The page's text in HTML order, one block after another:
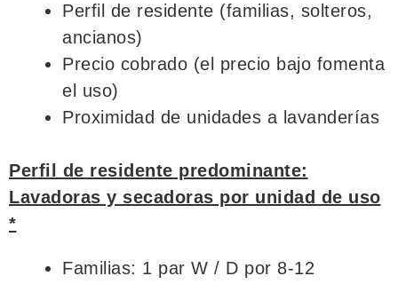
Perfil de residente (familias, solteros,
ancianos)
Precio cobrado (el precio bajo fomenta
el uso)
Proximidad de unidades a lavanderías
Perfil de residente predominante:
Lavadoras y secadoras por unidad de uso
*
Familias: 1 par W / D por 8-12